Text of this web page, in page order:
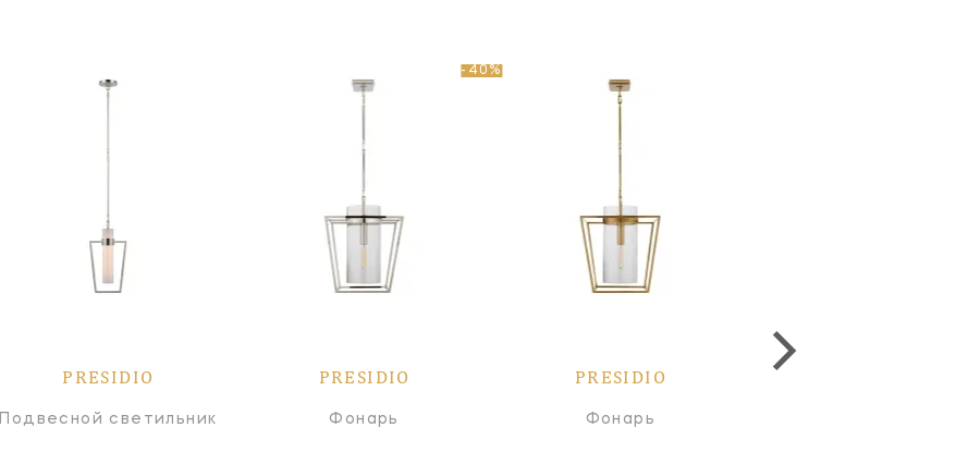
PRESIDIO
Подвесной светильник
-40%
PRESIDIO
Фонарь
PRESIDIO
Фонарь